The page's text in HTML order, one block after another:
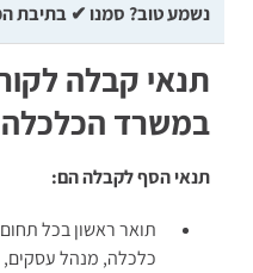
נשמע טוב? סמנו ✔ בתיבת
תנאי קבלה
במשרד הכלכלה
תנאי הסף לקבלה הם:
תואר ראשון בכל
כלכלה, מנהל עסקים,